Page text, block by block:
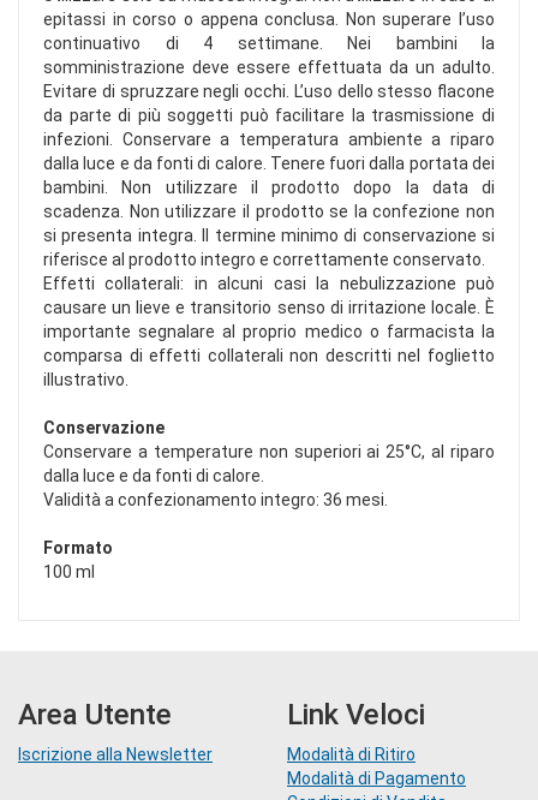
epitassi in corso o appena conclusa. Non superare l’uso
continuativo di 4 settimane. Nei bambini la
somministrazione deve essere effettuata da un adulto.
Evitare di spruzzare negli occhi. L’uso dello stesso flacone
da parte di più soggetti può facilitare la trasmissione di
infezioni. Conservare a temperatura ambiente a riparo
dalla luce e da fonti di calore. Tenere fuori dalla portata dei
bambini. Non utilizzare il prodotto dopo la data di
scadenza. Non utilizzare il prodotto se la confezione non
si presenta integra. Il termine minimo di conservazione si
riferisce al prodotto integro e correttamente conservato.
Effetti collaterali: in alcuni casi la nebulizzazione può
causare un lieve e transitorio senso di irritazione locale. È
importante segnalare al proprio medico o farmacista la
comparsa di effetti collaterali non descritti nel foglietto
illustrativo.
Conservazione
Conservare a temperature non superiori ai 25°C, al riparo
dalla luce e da fonti di calore.
Validità a confezionamento integro: 36 mesi.
Formato
100 ml
Area Utente
Iscrizione alla Newsletter
Link Veloci
Modalità di Ritiro
Modalità di Pagamento